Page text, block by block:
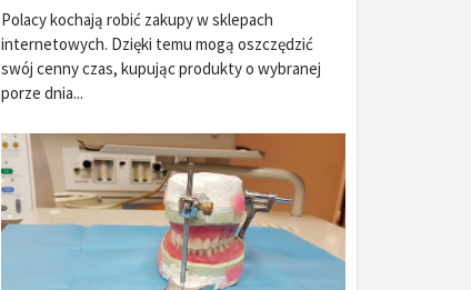
Polacy kochają robić zakupy w sklepach
internetowych. Dzięki temu mogą oszczędzić
swój cenny czas, kupując produkty o wybranej
porze dnia...